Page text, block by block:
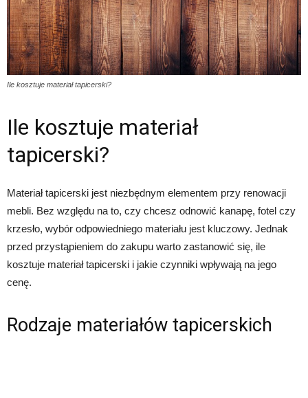
Ile kosztuje materiał tapicerski?
Ile kosztuje materiał
tapicerski?
Materiał tapicerski jest niezbędnym elementem przy renowacji
mebli. Bez względu na to, czy chcesz odnowić kanapę, fotel czy
krzesło, wybór odpowiedniego materiału jest kluczowy. Jednak
przed przystąpieniem do zakupu warto zastanowić się, ile
kosztuje materiał tapicerski i jakie czynniki wpływają na jego
cenę.
Rodzaje materiałów tapicerskich